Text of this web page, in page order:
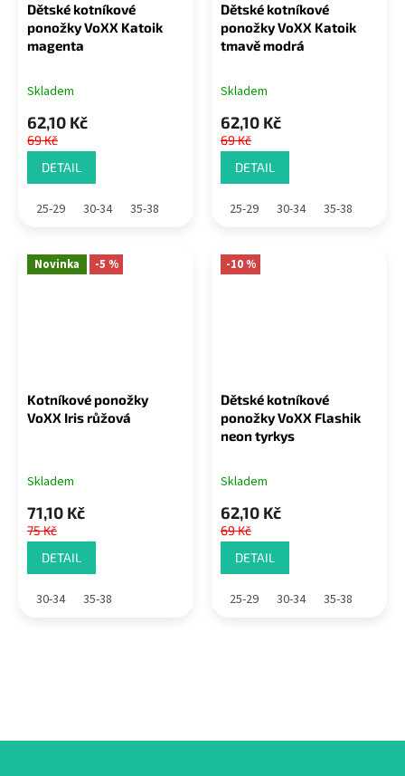
Dětské kotníkové
ponožky VoXX Katoik
magenta
Skladem
62,10 Kč
69 Kč
DETAIL
25-29 30-34 35-38
Dětské kotníkové
ponožky VoXX Katoik
tmavě modrá
Skladem
62,10 Kč
69 Kč
DETAIL
25-29 30-34 35-38
Novinka -5 %
Kotníkové ponožky
VoXX Iris růžová
Skladem
71,10 Kč
75 Kč
DETAIL
30-34 35-38
-10 %
Dětské kotníkové
ponožky VoXX Flashik
neon tyrkys
Skladem
62,10 Kč
69 Kč
DETAIL
25-29 30-34 35-38